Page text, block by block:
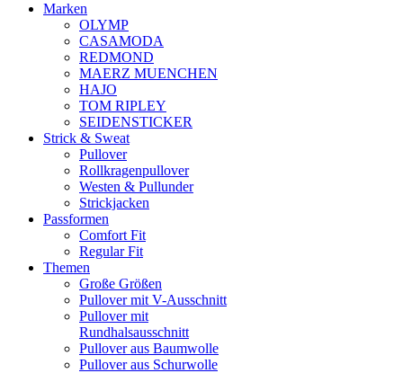
Marken
OLYMP
CASAMODA
REDMOND
MAERZ MUENCHEN
HAJO
TOM RIPLEY
SEIDENSTICKER
Strick & Sweat
Pullover
Rollkragenpullover
Westen & Pullunder
Strickjacken
Passformen
Comfort Fit
Regular Fit
Themen
Große Größen
Pullover mit V-Ausschnitt
Pullover mit
Rundhalsausschnitt
Pullover aus Baumwolle
Pullover aus Schurwolle